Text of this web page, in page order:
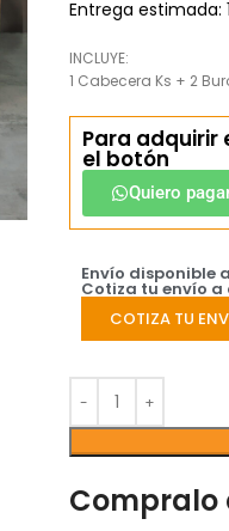
Entrega estimada:
INCLUYE:
1 Cabecera Ks + 2
Para adquirir
el botón
Quiero
Envío disponible
Cotiza tu envío
COTIZA TU
Compralo